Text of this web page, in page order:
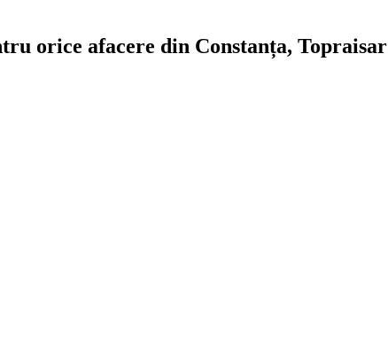
orice afacere din Constanța, Topraisar